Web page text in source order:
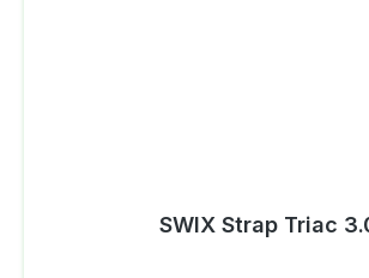
SWIX Strap Triac